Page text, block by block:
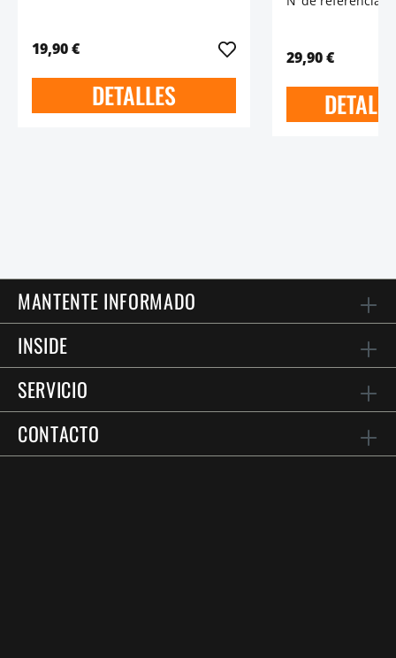
19,90 €
DETALLES
29,90 €
MANTENTE INFORMADO
INSIDE
SERVICIO
CONTACTO